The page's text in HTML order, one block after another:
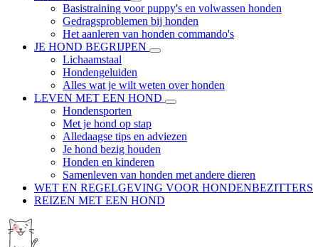
Basistraining voor puppy's en volwassen honden
Gedragsproblemen bij honden
Het aanleren van honden commando's
JE HOND BEGRIJPEN
Lichaamstaal
Hondengeluiden
Alles wat je wilt weten over honden
LEVEN MET EEN HOND
Hondensporten
Met je hond op stap
Alledaagse tips en adviezen
Je hond bezig houden
Honden en kinderen
Samenleven van honden met andere dieren
WET EN REGELGEVING VOOR HONDENBEZITTERS
REIZEN MET EEN HOND